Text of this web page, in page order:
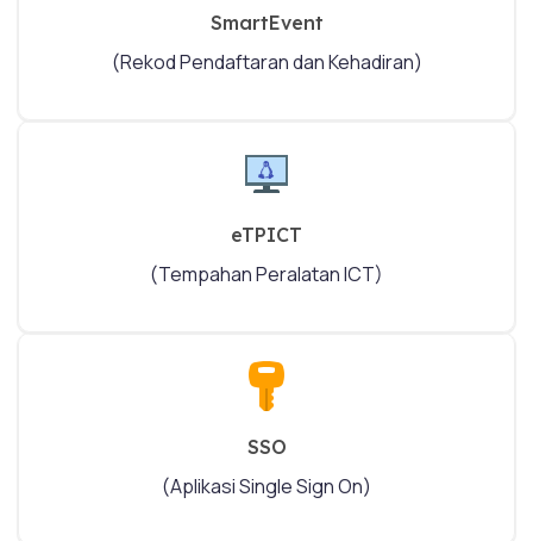
SmartEvent
(Rekod Pendaftaran dan Kehadiran)
eTPICT
(Tempahan Peralatan ICT)
SSO
(Aplikasi Single Sign On)